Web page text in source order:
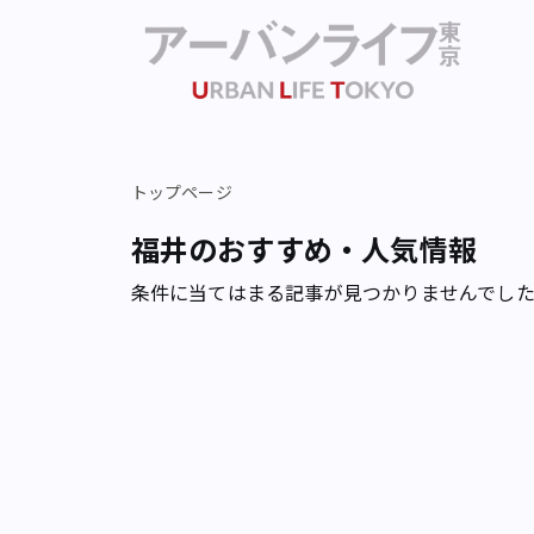
トップページ
福井のおすすめ・人気情報
条件に当てはまる記事が見つかりませんでし